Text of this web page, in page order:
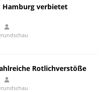
Hamburg verbietet
Rotlichverstöße